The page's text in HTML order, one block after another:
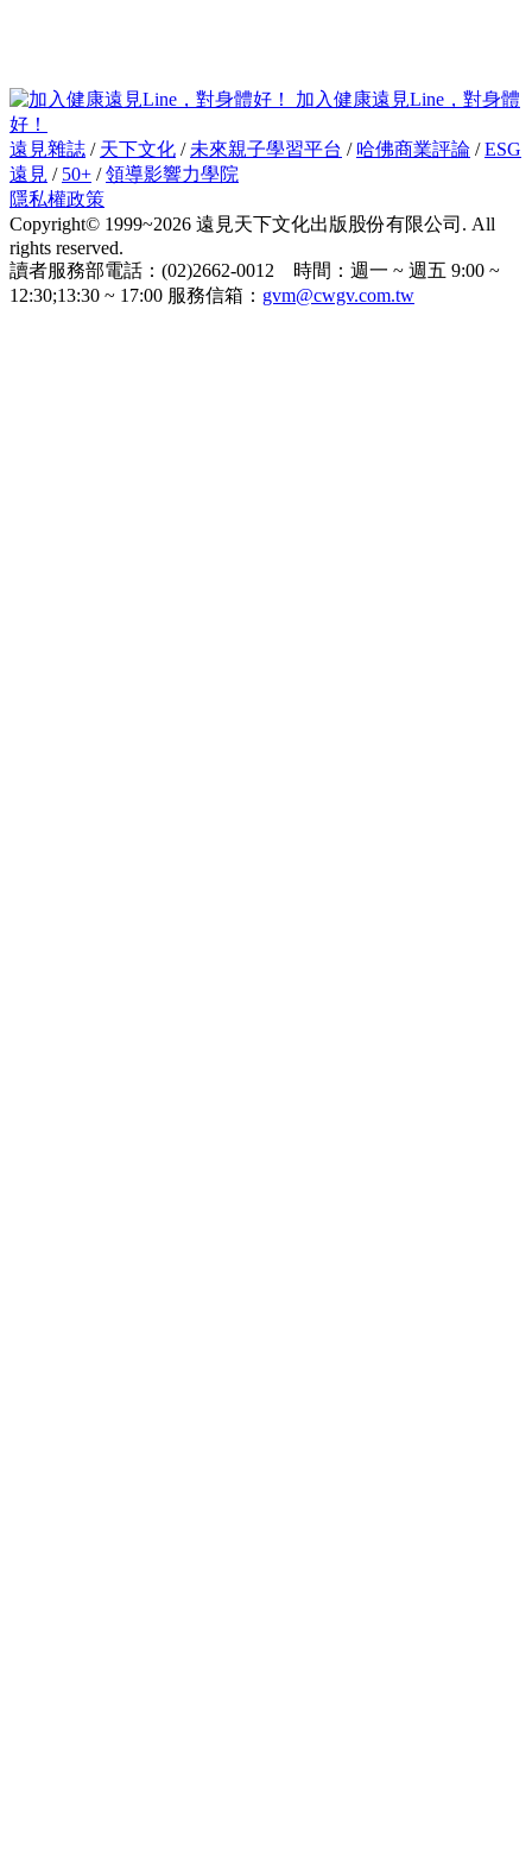
加入健康遠見Line，對身體
好！
遠見雜誌 / 天下文化 / 未來親子學習平台 / 哈佛商業評論 /ESG
遠見 / 50+ /領導影響力學院
隱私權政策
Copyright© 1999~2026 遠見天下文化出版股份有限公司. All
rights reserved.
讀者服務部電話：(02)2662-0012 時間：週一 ~ 週五 9:00 ~
12:30;13:30 ~ 17:00 服務信箱： gvm@cwgv.com.tw